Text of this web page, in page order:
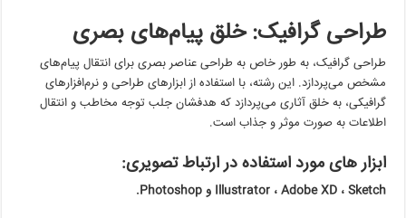
طراحی گرافیک: خلق پیام‌های بصری
طراحی گرافیک، به طور خاص به طراحی عناصر بصری برای انتقال پیام‌های
مشخص می‌پردازد. این رشته، با استفاده از ابزارهای طراحی و نرم‌افزارهای
گرافیکی، به خلق آثاری می‌پردازد که هدفشان جلب توجه مخاطب و انتقال
اطلاعات به صورت موثر و جذاب است.
ابزار های مورد استفاده در ارتباط تصویری:
Illustrator ، Adobe XD ، Sketch و Photoshop.